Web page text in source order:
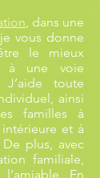
, dans une
vous donne
le mieux
à une voie
J’aide toute
ainsi
familles à
et à
plus, avec
familiale,
En